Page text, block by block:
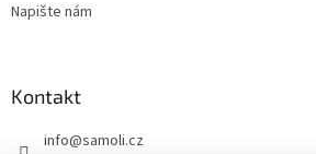
Napište nám
Kontakt
info@samoli.cz